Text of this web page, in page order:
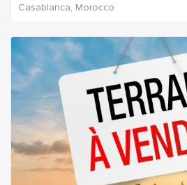
Casablanca, Morocco